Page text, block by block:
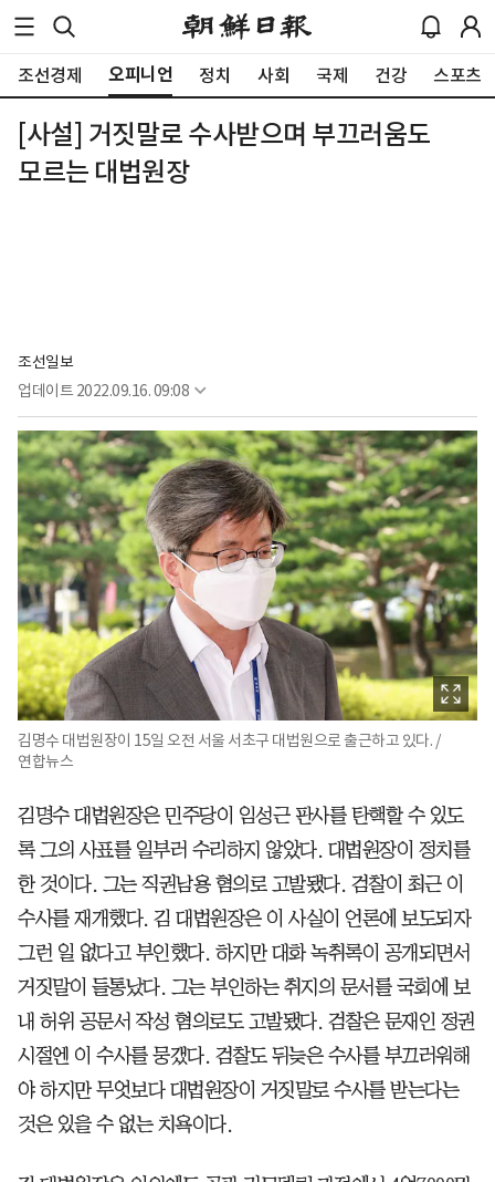
조선경제 오피니언 정치 사회 국제 건강 스포츠
[사설] 거짓말로 수사받으며 부끄러움도
모르는 대법원장
조선일보
업데이트 2022.09.16. 09:08
김명수 대법원장이 15일 오전 서울 서초구 대법원으로 출근하고 있다. /
연합뉴스
김명수 대법원장은 민주당이 임성근 판사를 탄핵할 수 있도
록 그의 사표를 일부러 수리하지 않았다. 대법원장이 정치를
한 것이다. 그는 직권남용 혐의로 고발됐다. 검찰이 최근 이
수사를 재개했다. 김 대법원장은 이 사실이 언론에 보도되자
그런 일 없다고 부인했다. 하지만 대화 녹취록이 공개되면서
거짓말이 들통났다. 그는 부인하는 취지의 문서를 국회에 보
내 허위 공문서 작성 혐의로도 고발됐다. 검찰은 문재인 정권
시절엔 이 수사를 뭉갰다. 검찰도 뒤늦은 수사를 부끄러워해
야 하지만 무엇보다 대법원장이 거짓말로 수사를 받는다는
것은 있을 수 없는 치욕이다.